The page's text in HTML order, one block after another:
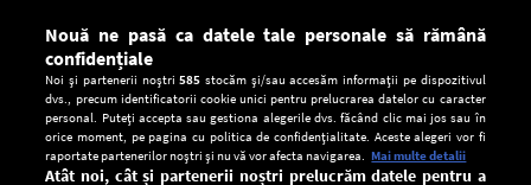
Descarcă gratuit aplicaţia Europa FM pentru smartphone:
Nouă ne pasă ca datele tale personale să rămână
confidențiale
Noi și partenerii noștri585 stocăm și/sau accesăm informații pe dispozitivul
dvs., precum identificatorii cookie unici pentru prelucrarea datelor cu caracter
personal. Puteți accepta sau gestiona alegerile dvs. făcând clic mai jos sau în
orice moment, pe pagina cu politica de confidențialitate. Aceste alegeri vor fi
raportate partenerilor noștri și nu vă vor afecta navigarea. Mai multe detalii
Atât noi, cât și partenerii noștri prelucrăm datele pentru a